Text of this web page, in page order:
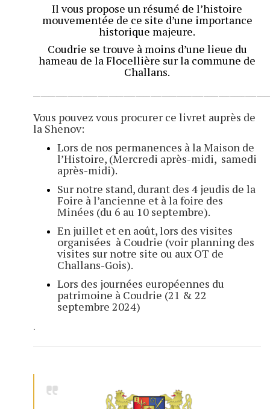
Il vous propose un résumé de l’histoire
mouvementée de ce site d’une importance
historique majeure.
Coudrie se trouve à moins d’une lieue du
hameau de la Flocellière sur la commune de
Challans.
Vous pouvez vous procurer ce livret auprès de
la Shenov:
Lors de nos permanences à la Maison de
l’Histoire, (Mercredi après-midi, samedi
après-midi).
Sur notre stand, durant des 4 jeudis de la
Foire à l’ancienne et à la foire des
Minées (du 6 au 10 septembre).
En juillet et en août, lors des visites
organisées à Coudrie (voir planning des
visites sur notre site ou aux OT de
Challans-Gois).
Lors des journées européennes du
patrimoine à Coudrie (21 & 22
septembre 2024)
.